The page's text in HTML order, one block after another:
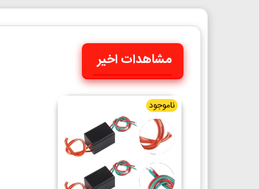
مشاهدات اخیر
ناموجود